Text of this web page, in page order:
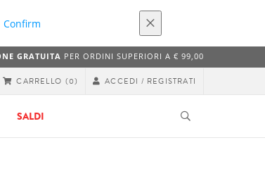
Confirm
GRATUITA PER ORDINI SUPERIORI A € 99,00
CARRELLO (0) ACCEDI / REGISTRATI
SALDI